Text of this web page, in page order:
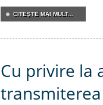
CITEŞTE MAI MULT...
Cu privire la